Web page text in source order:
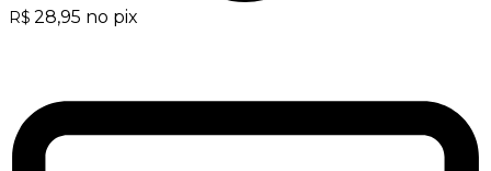
R$ 28,95 no pix